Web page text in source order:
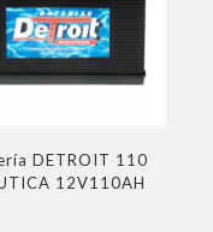
DETROIT 110
12V110AH